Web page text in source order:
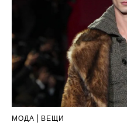
МОДА ВЕЩИ